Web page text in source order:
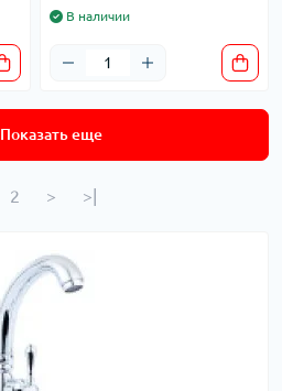
В наличии
Показать еще
2 > >|